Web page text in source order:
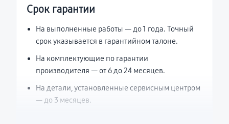
Срок гарантии
На выполненные работы — до 1 года. Точный
срок указывается в гарантийном талоне.
На комплектующие по гарантии
производителя — от 6 до 24 месяцев.
На детали, установленные сервисным центром
— до 3 месяцев.